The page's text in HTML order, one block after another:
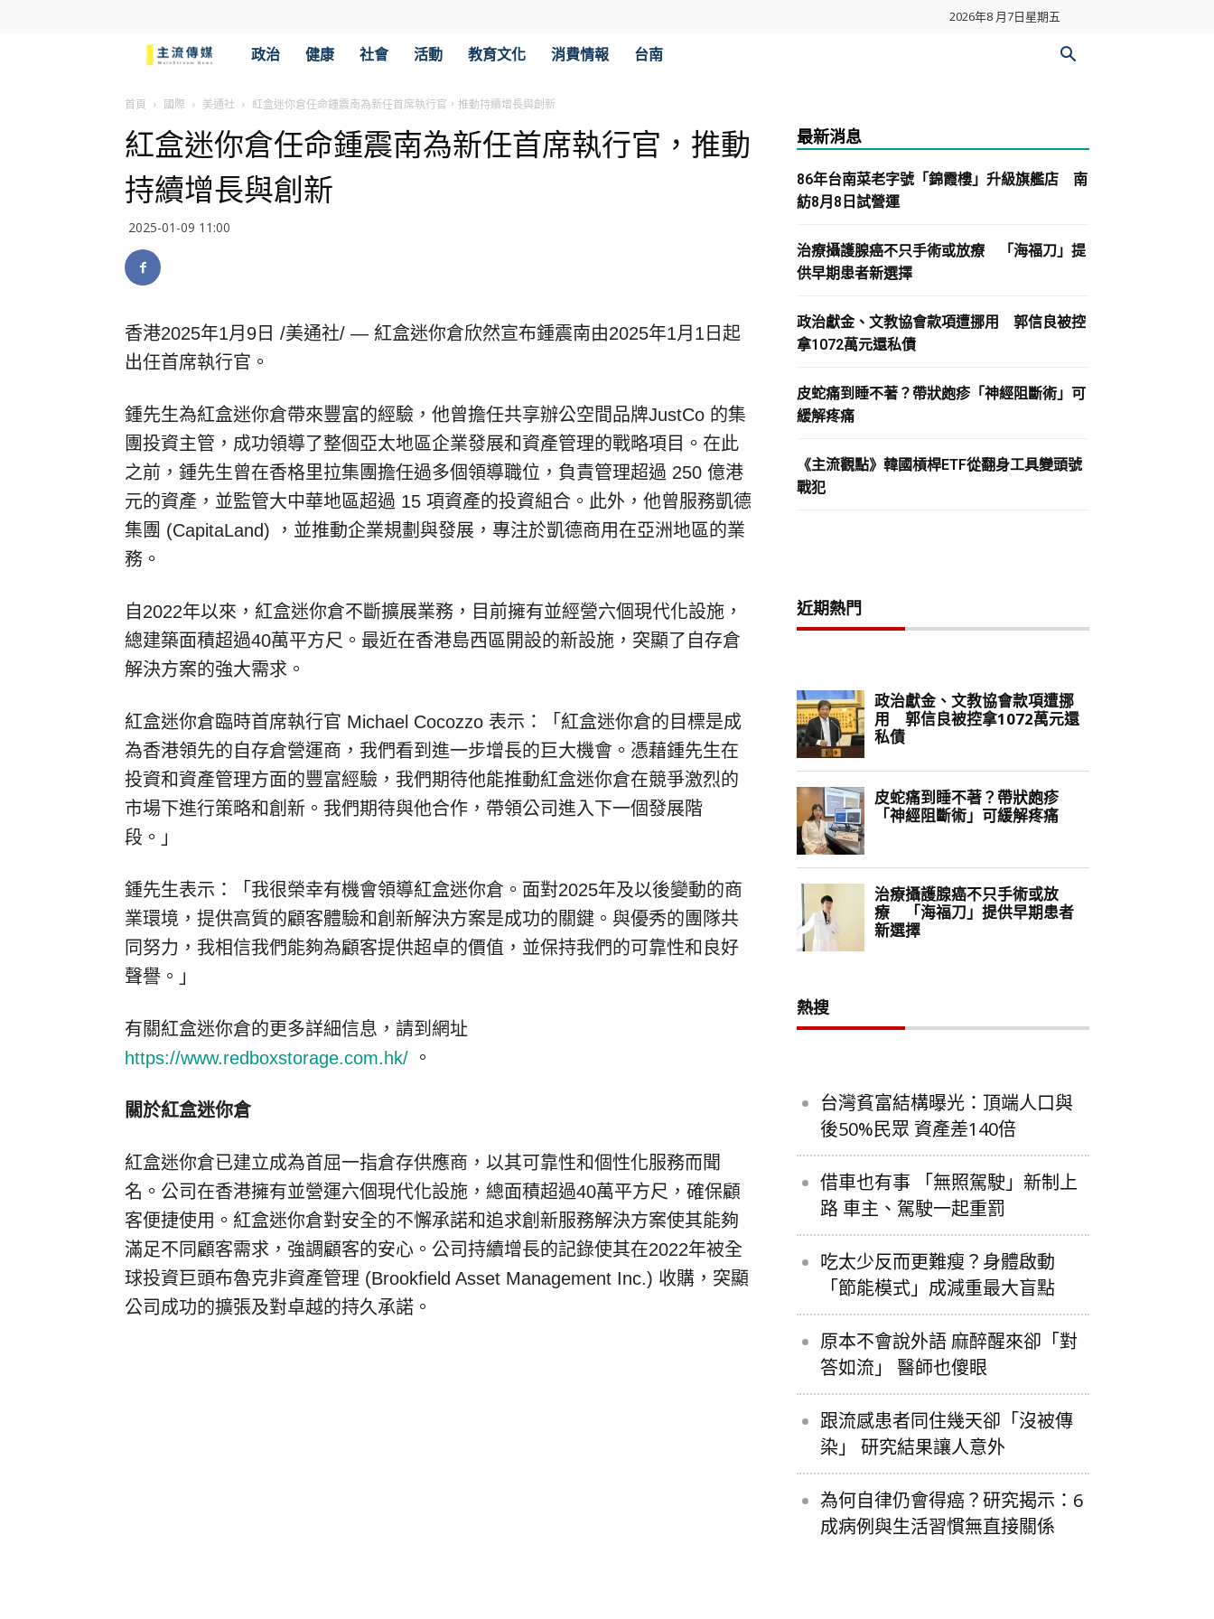
2026年8 月7日星期五
傳
媒
政治 健康 社會 活動 教育文化 消費情報 台南
首頁 國際 美通社 紅盒迷你倉任命鍾震南為新任首席執行官，推動持續增長與創新
紅盒迷你倉任命鍾震南為新任首席執行官，推動
持續增長與創新
2025-01-09 11:00
香港2025年1月9日 /美通社/ — 紅盒迷你倉欣然宣布鍾震南由2025年1月1日起
出任首席執行官。
鍾先生為紅盒迷你倉帶來豐富的經驗，他曾擔任共享辦公空間品牌JustCo 的集
團投資主管，成功領導了整個亞太地區企業發展和資產管理的戰略項目。在此
之前，鍾先生曾在香格里拉集團擔任過多個領導職位，負責管理超過 250 億港
元的資產，並監管大中華地區超過 15 項資產的投資組合。此外，他曾服務凱德
集團 (CapitaLand) ，並推動企業規劃與發展，專注於凱德商用在亞洲地區的業
務。
自2022年以來，紅盒迷你倉不斷擴展業務，目前擁有並經營六個現代化設施，
總建築面積超過40萬平方尺。最近在香港島西區開設的新設施，突顯了自存倉
解決方案的強大需求。
紅盒迷你倉臨時首席執行官 Michael Cocozzo 表示：「紅盒迷你倉的目標是成
為香港領先的自存倉營運商，我們看到進一步增長的巨大機會。憑藉鍾先生在
投資和資產管理方面的豐富經驗，我們期待他能推動紅盒迷你倉在競爭激烈的
市場下進行策略和創新。我們期待與他合作，帶領公司進入下一個發展階
段。」
鍾先生表示：「我很榮幸有機會領導紅盒迷你倉。面對2025年及以後變動的商
業環境，提供高質的顧客體驗和創新解決方案是成功的關鍵。與優秀的團隊共
同努力，我相信我們能夠為顧客提供超卓的價值，並保持我們的可靠性和良好
聲譽。」
有關紅盒迷你倉的更多詳細信息，請到網址
https://www.redboxstorage.com.hk/ 。
關於紅盒迷你倉
紅盒迷你倉已建立成為首屈一指倉存供應商，以其可靠性和個性化服務而聞
名。公司在香港擁有並營運六個現代化設施，總面積超過40萬平方尺，確保顧
客便捷使用。紅盒迷你倉對安全的不懈承諾和追求創新服務解決方案使其能夠
滿足不同顧客需求，強調顧客的安心。公司持續增長的記錄使其在2022年被全
球投資巨頭布魯克非資產管理 (Brookfield Asset Management Inc.) 收購，突顯
公司成功的擴張及對卓越的持久承諾。
最新消息
86年台南菜老字號「錦霞樓」升級旗艦店 南
紡8月8日試營運
治療攝護腺癌不只手術或放療 「海福刀」提
供早期患者新選擇
政治獻金、文教協會款項遭挪用 郭信良被控
拿1072萬元還私債
皮蛇痛到睡不著？帶狀皰疹「神經阻斷術」可
緩解疼痛
《主流觀點》韓國槓桿ETF從翻身工具變頭號
戰犯
近期熱門
熱搜
台灣貧富結構曝光：頂端人口與
後50%民眾 資產差140倍
借車也有事 「無照駕駛」新制上
路 車主、駕駛一起重罰
吃太少反而更難瘦？身體啟動
「節能模式」成減重最大盲點
原本不會說外語 麻醉醒來卻「對
答如流」 醫師也傻眼
跟流感患者同住幾天卻「沒被傳
染」 研究結果讓人意外
為何自律仍會得癌？研究揭示：6
成病例與生活習慣無直接關係